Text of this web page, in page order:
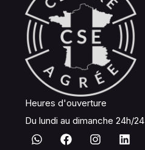
Heures d'ouverture
Du lundi au dimanche 24h/24